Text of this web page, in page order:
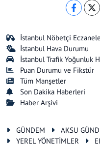
İstanbul Nöbetçi
İstanbul Hava Durumu
İstanbul Trafik Yoğunluk
Puan Durumu ve Fikstür
Tüm Manşetler
Son Dakika Haberleri
Haber Arşivi
GÜNDEM AKSU
YEREL YÖNETİMLER